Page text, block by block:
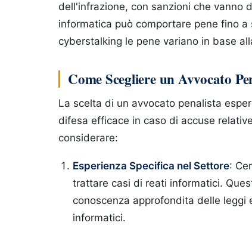
dell'infrazione, con sanzioni che vanno
informatica può comportare pene fino
cyberstalking le pene variano in base
Come Scegliere un Avvocato
La scelta di un avvocato penalista
difesa efficace in caso di accuse
considerare:
Esperienza Specifica nel Settore:
trattare casi di reati informatici.
conoscenza approfondita delle leggi
informatici.